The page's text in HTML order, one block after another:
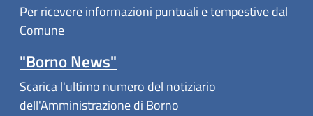
Per ricevere informazioni puntuali e tempestive dal
Comune
"Borno News"
Scarica l'ultimo numero del notiziario
dell'Amministrazione di Borno